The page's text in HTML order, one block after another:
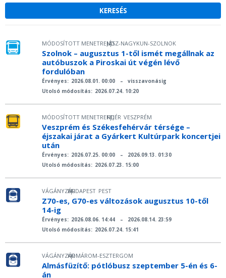
MÓDOSÍTOTT MENETREND
|
JÁSZ-NAGYKUN-SZOLNOK
Szolnok – augusztus 1-től ismét megállnak az
autóbuszok a Piroskai út végén lévő
fordulóban
Érvényes: 2026.08.01. 00:00 –
visszavonásig
Utolsó módosítás: 2026.07.24. 10:20
MÓDOSÍTOTT MENETREND
|
FEJÉR VESZPRÉM
Veszprém és Székesfehérvár térsége –
éjszakai járat a Gyárkert Kultúrpark koncertjei
után
Érvényes: 2026.07.25. 00:00 –
2026.09.13. 01:30
Utolsó módosítás: 2026.07.23. 15:00
VÁGÁNYZÁR
|
BUDAPEST PEST
Z70-es, G70-es változások augusztus 10-től
14-ig
Érvényes: 2026.08.06. 14:44 –
2026.08.14. 23:59
Utolsó módosítás: 2026.07.24. 15:41
VÁGÁNYZÁR
|
KOMÁROM-ESZTERGOM
Almásfüzítő: pótlóbusz szeptember 5-én és 6-
án